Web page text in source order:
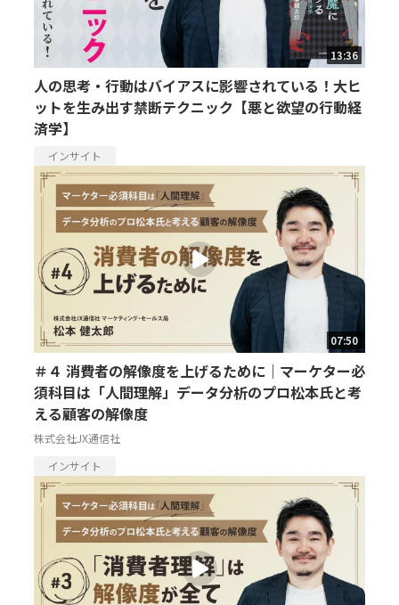
13:36
人の思考・行動はバイアスに影響されている！大ヒ
ットを生み出す禁断テクニック【悪と欲望の行動経
済学】
インサイト
07:50
＃４ 消費者の解像度を上げるために｜マーケター必
須科目は「人間理解」データ分析のプロ松本氏と考
える顧客の解像度
株式会社JX通信社
インサイト